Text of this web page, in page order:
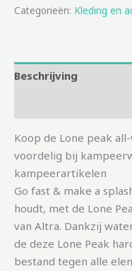
Categorieën: Kleding en
Beschrijving
Koop de Lone peak
voordelig bij
kampeerartikelen
Go fast & make a
houdt, met de Lone
van Altra. Dankzij
de deze Lone Peak
bestand tegen alle